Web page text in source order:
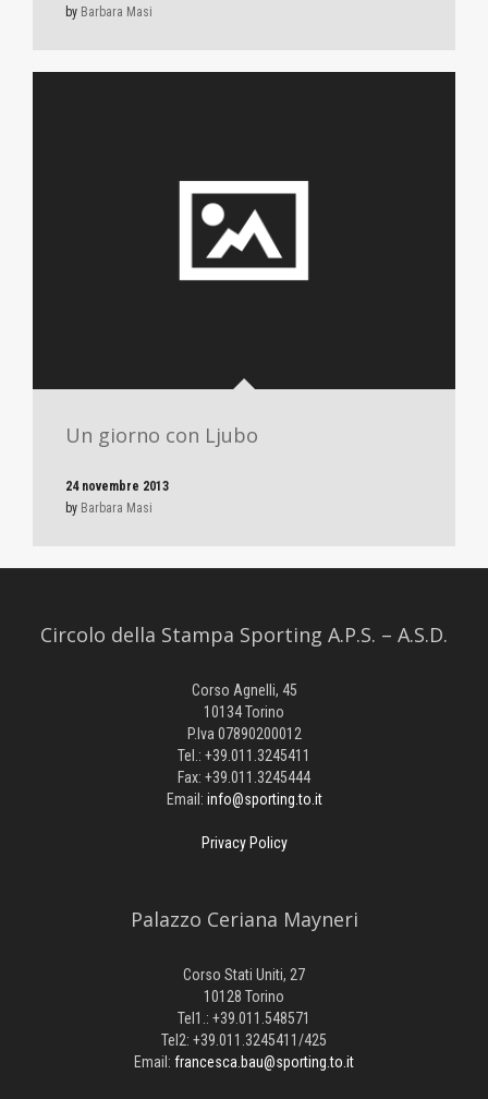
by Barbara Masi
Un giorno con Ljubo
24 novembre 2013
by Barbara Masi
Circolo della Stampa Sporting A.P.S. – A.S.D.
Corso Agnelli, 45
10134 Torino
P.Iva 07890200012
Tel.: +39.011.3245411
Fax: +39.011.3245444
Email: info@sporting.to.it
Privacy Policy
Palazzo Ceriana Mayneri
Corso Stati Uniti, 27
10128 Torino
Tel1.: +39.011.548571
Tel2: +39.011.3245411/425
Email: francesca.bau@sporting.to.it